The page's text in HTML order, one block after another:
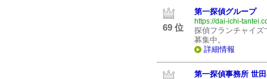
69 位
第一探偵グループ
https://dai-ichi-
探偵フランチャイズ
募集中。
詳細情報
第一探偵事務所 世